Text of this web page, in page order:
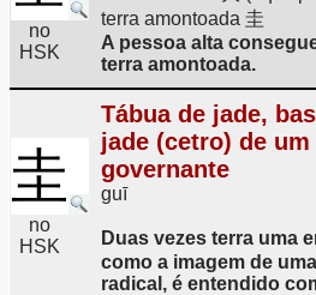
no
HSK
terra amontoada 圭
A pessoa alta
terra amontoada.
圭
no
HSK
Tábua de jade,
jade (cetro) de um
governante
guī
Duas vezes terra uma
como a imagem de
radical, é entendido